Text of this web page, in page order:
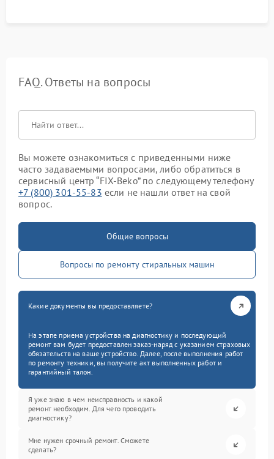
FAQ. Ответы на вопросы
Вы можете ознакомиться с приведенными ниже
часто задаваемыми вопросами, либо обратиться в
сервисный центр “FIX-Beko” по следующему телефону
+7 (800) 301-55-83 если не нашли ответ на свой
вопрос.
Общие вопросы
Вопросы по ремонту стиральных машин
Какие документы вы предоставляете?
На этапе приема устройства на диагностику и последующий
ремонт вам будет предоставлен заказ-наряд с указанием страховых
обязательств на ваше устройство. Далее, после выполнения работ
по ремонту техники, вы получите акт выполненных работ и
гарантийный талон.
Я уже знаю в чем неисправность и какой
ремонт необходим. Для чего проводить
диагностику?
Мне нужен срочный ремонт. Сможете
сделать?